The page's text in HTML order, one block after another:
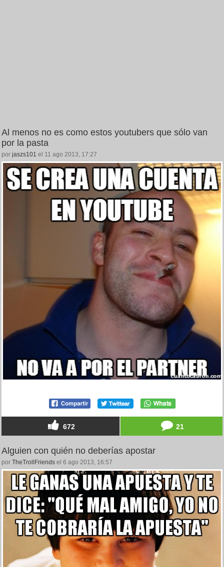
Al menos no es como estos youtubers que sólo van
por la pasta
por jaszs101 el 11 ago 2013, 17:27
672 21
Alguien con quién no deberías apostar
por TheTrollFriends el 6 ago 2013, 16:57